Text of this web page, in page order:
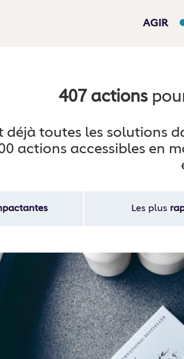
AGIR
407 actions
déjà toutes les solutions
actions accessibles en
Les plus